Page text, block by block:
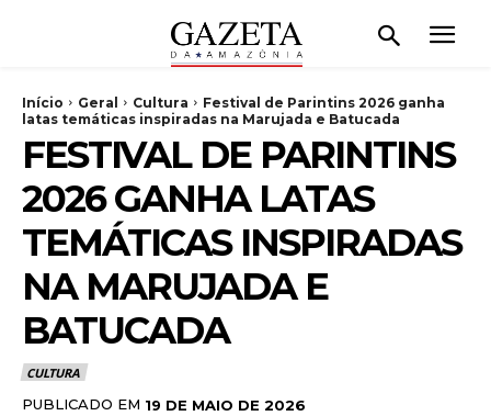
Início Geral Cultura
Festival de Parintins 2026 ganha
latas temáticas inspiradas na Marujada e Batucada
FESTIVAL DE PARINTINS
2026 GANHA LATAS
TEMÁTICAS INSPIRADAS
NA MARUJADA E
BATUCADA
CULTURA
PUBLICADO EM 19 DE MAIO DE 2026